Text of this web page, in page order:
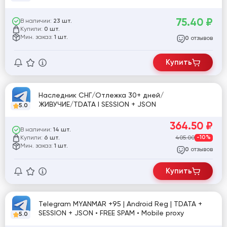
В наличии: 23 шт.
Купили: 0 шт.
Мин. заказ: 1 шт.
75.40 ₽
0 отзывов
Купить
5.0
Наследник СНГ/Отлежка 30+ дней/
ЖИВУЧИЕ/TDATA I SESSION + JSON
В наличии: 14 шт.
Купили: 6 шт.
Мин. заказ: 1 шт.
364.50 ₽
405.00 -10%
0 отзывов
Купить
5.0
Telegram MYANMAR +95 | Android Reg | TDATA +
SESSION + JSON • FREE SPAM • Mobile proxy